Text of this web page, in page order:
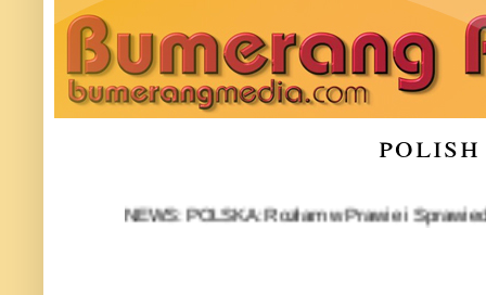
NEWS: POLSKA: Rozłam w Prawie i